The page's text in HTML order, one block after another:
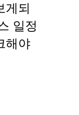
게되
일정
해야